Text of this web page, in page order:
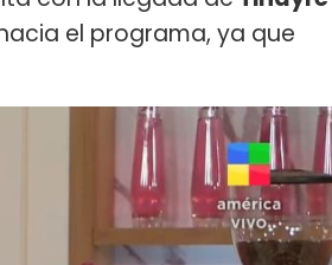
el programa, ya que